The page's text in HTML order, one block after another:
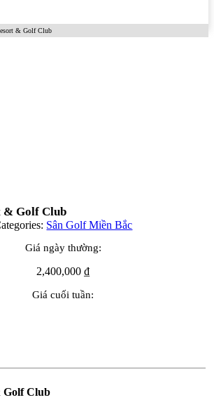
& Golf Club
& Golf Club
Sân Golf Miền Bắc
Giá ngày thường:
2,400,000₫
Giá cuối tuần:
Golf Club